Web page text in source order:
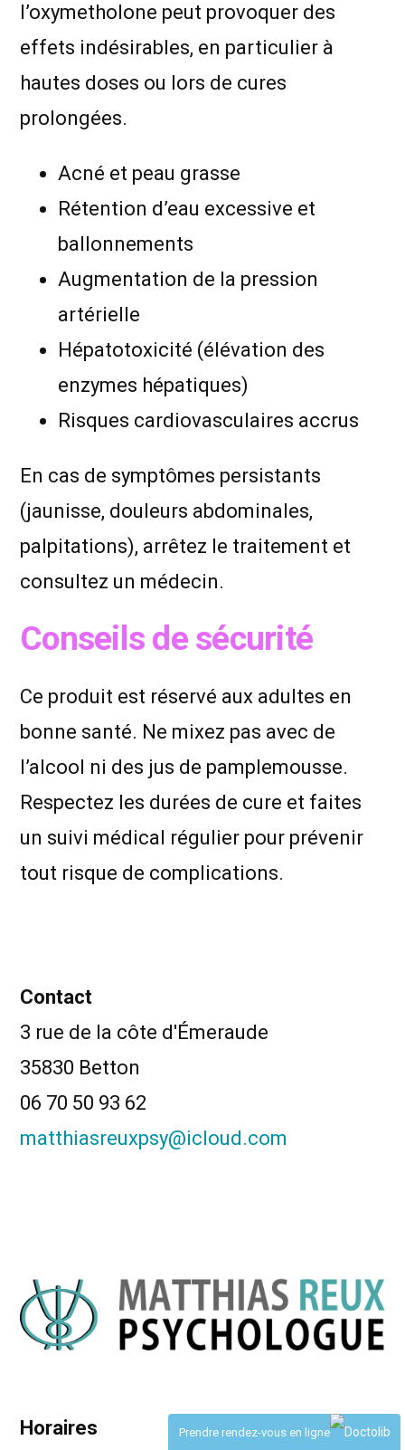
l’oxymetholone peut provoquer des
effets indésirables, en particulier à
hautes doses ou lors de cures
prolongées.
Acné et peau grasse
Rétention d’eau excessive et
ballonnements
Augmentation de la pression
artérielle
Hépatotoxicité (élévation des
enzymes hépatiques)
Risques cardiovasculaires accrus
En cas de symptômes persistants
(jaunisse, douleurs abdominales,
palpitations), arrêtez le traitement et
consultez un médecin.
Conseils de sécurité
Ce produit est réservé aux adultes en
bonne santé. Ne mixez pas avec de
l’alcool ni des jus de pamplemousse.
Respectez les durées de cure et faites
un suivi médical régulier pour prévenir
tout risque de complications.
Contact
3 rue de la côte d'Émeraude
35830 Betton
06 70 50 93 62
matthiasreuxpsy@icloud.com
Horaires Prendre rendez-vous en ligne